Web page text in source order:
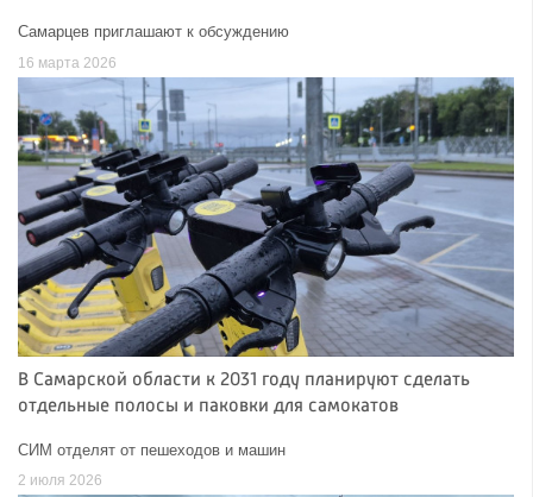
Самарцев приглашают к обсуждению
16 марта 2026
В Самарской области к 2031 году планируют сделать
отдельные полосы и паковки для самокатов
СИМ отделят от пешеходов и машин
2 июля 2026